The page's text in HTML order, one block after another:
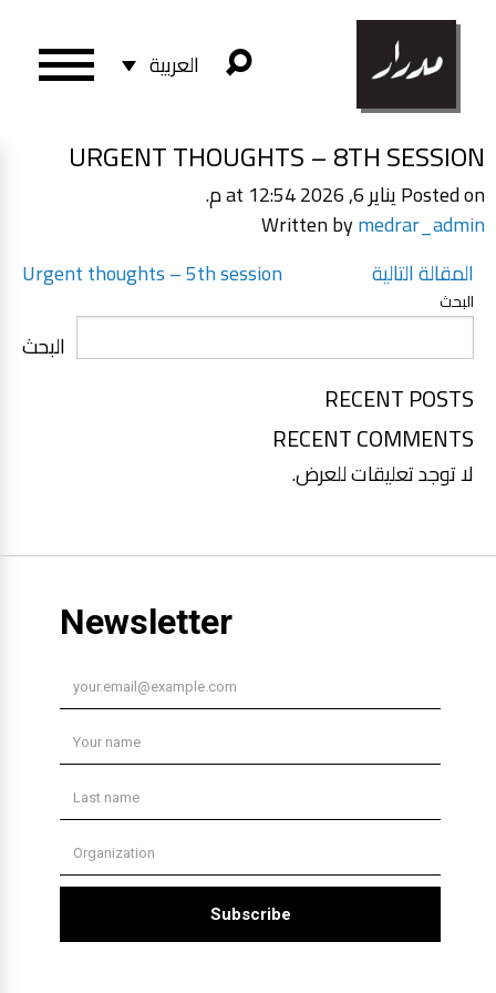
العربية
URGENT THOUGHTS – 8TH SESSION
Posted on يناير 6, 2026 at 12:54 م.
Written bymedrar_admin
تصفّح
المقالات Urgent thoughts – 5th session المقالة التالية
البحث
البحث
RECENT POSTS
RECENT COMMENTS
لا توجد تعليقات للعرض.